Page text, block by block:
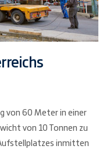
von 60 Meter in einer
von 10 Tonnen zu
inmitten